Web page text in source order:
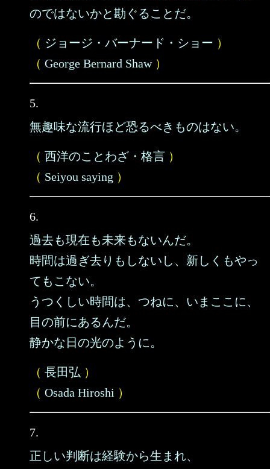
のではないかと勘ぐることだ。
（ ジョージ・バーナード・ショー ）
（ George Bernard Shaw）
5.
無趣味な流行ほど恐るべきものはない。
（ 西洋のことわざ・格言 ）
（ Seiyou saying ）
6.
過去も現在も未来もないんだ。
時間は過ぎ去りもしないし、新しくもやっ
てもこない。
うつくしい時間は、つねに、いまここに、
目の前にあるんだ。
静かな日の光のように。
（ 長田弘 ）
（ Osada Hiroshi ）
7.
正しい判断は経験から生まれ、